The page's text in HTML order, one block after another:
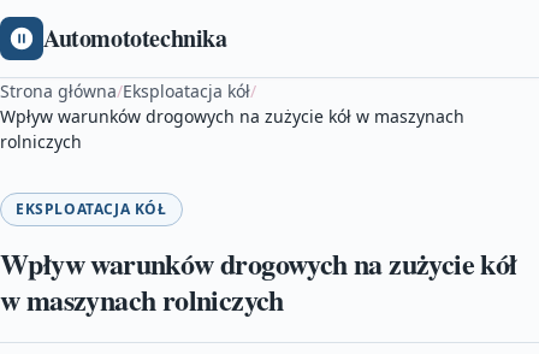
Automototechnika
Strona główna/Eksploatacja kół/
Wpływ warunków drogowych na zużycie kół w maszynach
rolniczych
EKSPLOATACJA KÓŁ
Wpływ warunków drogowych na zużycie kół
w maszynach rolniczych